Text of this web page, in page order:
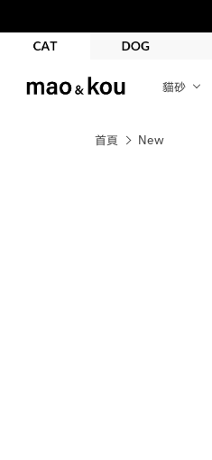
貓砂
首頁 New